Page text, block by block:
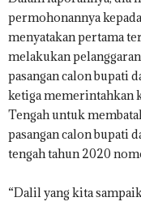
permohonannya
menyatakan pertama
melakukan
pasangan calon bupati
ketiga memerintahkan
Tengah untuk
pasangan calon bupati
tengah tahun 2020
“Dalil yang kita